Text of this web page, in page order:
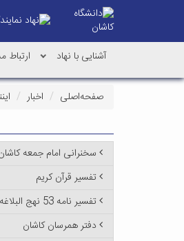
آشنایی با نهاد ارتباط
صفحه‌اصلی اخبار
سخنرانی امام جمعه
تفسیر قرآن کریم
تفسیر نامه 53 نهج البلاغه
دفتر همرسان کاشان